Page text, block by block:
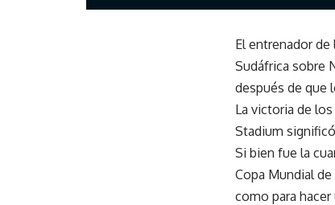
El entrenador
Sudáfrica sobre
después de que
La victoria de
Stadium
Si bien fue la
Copa Mundial
como para